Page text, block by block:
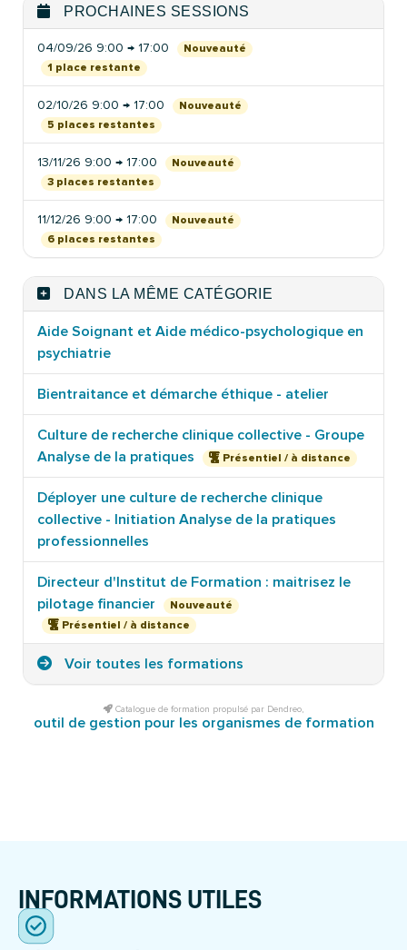
PROCHAINES SESSIONS
04/09/26 9:00 → 17:00
Nouveauté
1 place restante
02/10/26 9:00 → 17:00
Nouveauté
5 places restantes
13/11/26 9:00 → 17:00
Nouveauté
3 places restantes
11/12/26 9:00 → 17:00
Nouveauté
6 places restantes
DANS LA MÊME CATÉGORIE
Aide Soignant et Aide médico-psychologique en
psychiatrie
Bientraitance et démarche éthique - atelier
Culture de recherche clinique collective - Groupe
Analyse de la pratiques
Présentiel / à distance
Déployer une culture de recherche clinique
collective - Initiation Analyse de la pratiques
professionnelles
Directeur d'Institut de Formation : maitrisez le
pilotage financier
Nouveauté
Présentiel / à distance
Voir toutes les formations
Catalogue de formation propulsé par Dendreo,
outil de gestion pour les organismes de formation
INFORMATIONS UTILES